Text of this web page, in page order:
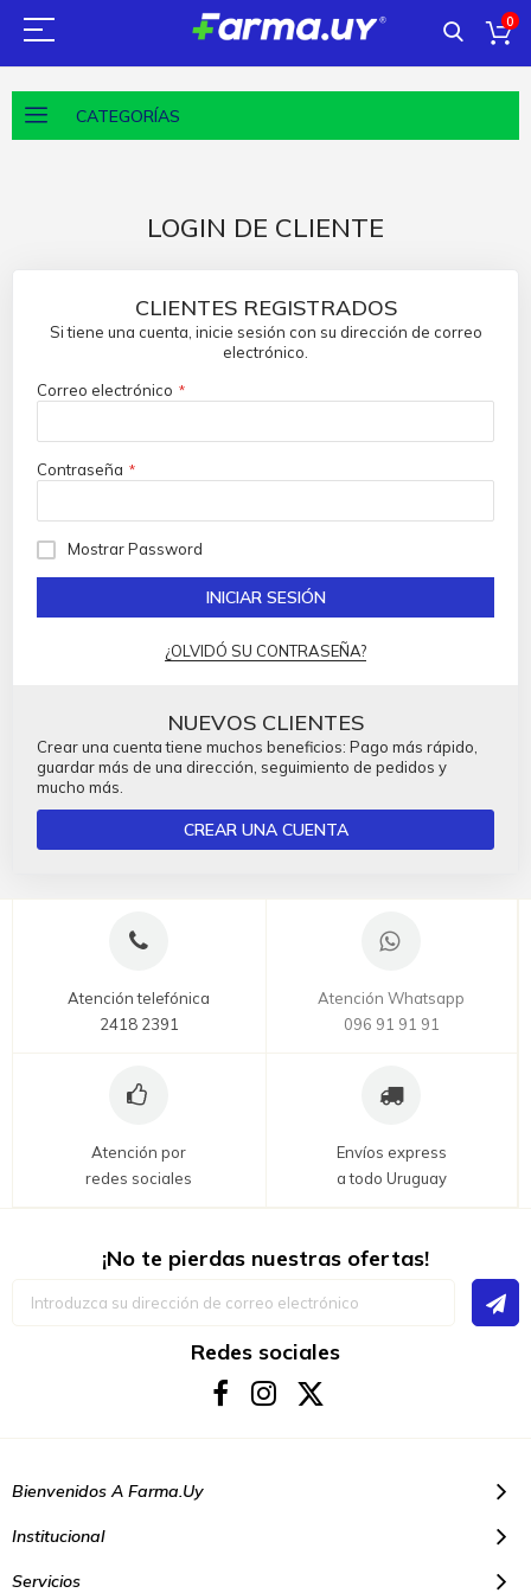
0
CATEGORÍAS
LOGIN DE CLIENTE
CLIENTES REGISTRADOS
Si tiene una cuenta, inicie sesión con su dirección de correo
electrónico.
Correo electrónico
Contraseña
Mostrar Password
INICIAR SESIÓN
¿OLVIDÓ SU CONTRASEÑA?
NUEVOS CLIENTES
Crear una cuenta tiene muchos beneficios: Pago más rápido,
guardar más de una dirección, seguimiento de pedidos y
mucho más.
CREAR UNA CUENTA
Atención telefónica
2418 2391
Atención Whatsapp
096 91 91 91
Atención por
redes sociales
Envíos express
a todo Uruguay
¡No te pierdas nuestras ofertas!
Redes sociales
Bienvenidos A Farma.uy
Institucional
Servicios